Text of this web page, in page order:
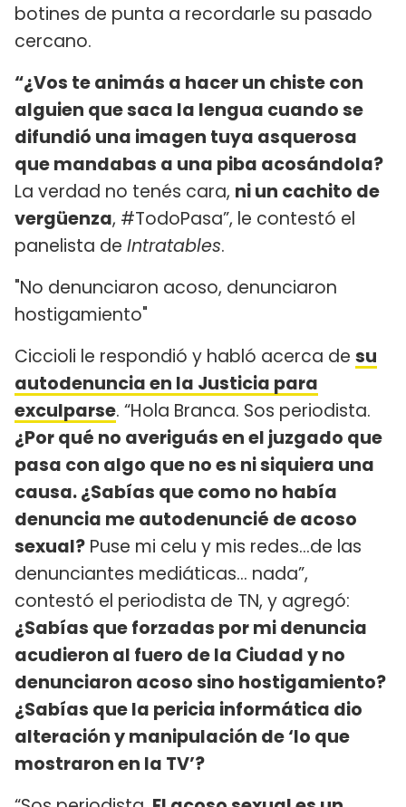
botines de punta a recordarle su pasado
cercano.
“¿Vos te animás a hacer un chiste con
alguien que saca la lengua cuando se
difundió una imagen tuya asquerosa
que mandabas a una piba acosándola?
La verdad no tenés cara, ni un cachito de
vergüenza, #TodoPasa”, le contestó el
panelista de Intratables.
"No denunciaron acoso, denunciaron
hostigamiento"
Ciccioli le respondió y habló acerca de su
autodenuncia en la Justicia para
exculparse. “Hola Branca. Sos periodista.
¿Por qué no averiguás en el juzgado que
pasa con algo que no es ni siquiera una
causa. ¿Sabías que como no había
denuncia me autodenuncié de acoso
sexual? Puse mi celu y mis redes...de las
denunciantes mediáticas… nada”,
contestó el periodista de TN, y agregó:
¿Sabías que forzadas por mi denuncia
acudieron al fuero de la Ciudad y no
denunciaron acoso sino hostigamiento?
¿Sabías que la pericia informática dio
alteración y manipulación de ‘lo que
mostraron en la TV’?